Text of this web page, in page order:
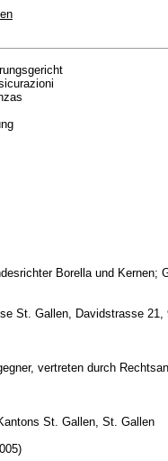
Borella und Kernen;
St. Gallen, Davidstrasse
vertreten durch
St. Gallen, St. Gallen